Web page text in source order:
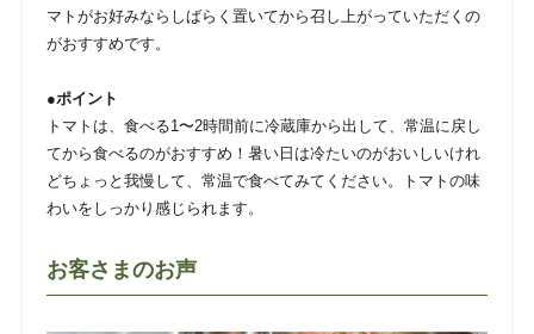
マトがお好みならしばらく置いてから召し上がっていただくの
がおすすめです。
●ポイント
トマトは、食べる1〜2時間前に冷蔵庫から出して、常温に戻し
てから食べるのがおすすめ！暑い日は冷たいのがおいしいけれ
どちょっと我慢して、常温で食べてみてください。トマトの味
わいをしっかり感じられます。
お客さまのお声